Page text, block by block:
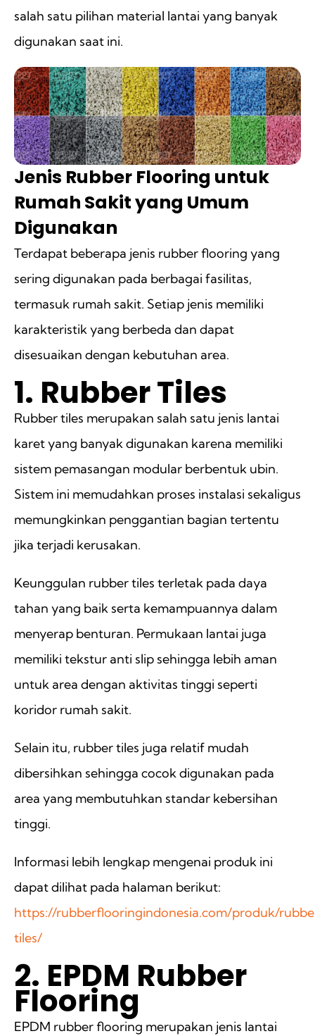
salah satu pilihan material lantai yang banyak
digunakan saat ini.
Jenis Rubber Flooring untuk
Rumah Sakit yang Umum
Digunakan
Terdapat beberapa jenis rubber flooring yang
sering digunakan pada berbagai fasilitas,
termasuk rumah sakit. Setiap jenis memiliki
karakteristik yang berbeda dan dapat
disesuaikan dengan kebutuhan area.
1. Rubber Tiles
Rubber tiles merupakan salah satu jenis lantai
karet yang banyak digunakan karena memiliki
sistem pemasangan modular berbentuk ubin.
Sistem ini memudahkan proses instalasi sekaligus
memungkinkan penggantian bagian tertentu
jika terjadi kerusakan.
Keunggulan rubber tiles terletak pada daya
tahan yang baik serta kemampuannya dalam
menyerap benturan. Permukaan lantai juga
memiliki tekstur anti slip sehingga lebih aman
untuk area dengan aktivitas tinggi seperti
koridor rumah sakit.
Selain itu, rubber tiles juga relatif mudah
dibersihkan sehingga cocok digunakan pada
area yang membutuhkan standar kebersihan
tinggi.
Informasi lebih lengkap mengenai produk ini
dapat dilihat pada halaman berikut:
https://rubberflooringindonesia.com/produk/
tiles/
2. EPDM Rubber
Flooring
EPDM rubber flooring merupakan jenis lantai